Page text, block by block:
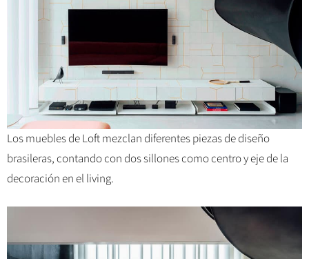
Los muebles de Loft mezclan diferentes piezas de diseño
brasileras, contando con dos sillones como centro y eje de la
decoración en el living.